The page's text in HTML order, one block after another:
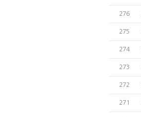
276
275
274
273
272
271